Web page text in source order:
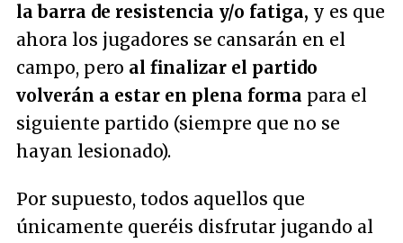
la barra de resistencia y/o fatiga, y es que
ahora los jugadores se cansarán en el
campo, pero al finalizar el partido
volverán a estar en plena forma para el
siguiente partido (siempre que no se
hayan lesionado).
Por supuesto, todos aquellos que
únicamente queréis disfrutar jugando al